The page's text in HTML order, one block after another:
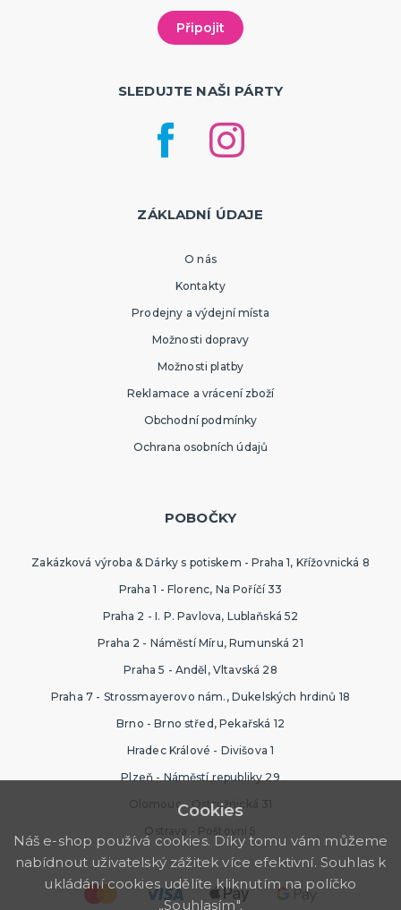
SLEDUJTE NAŠI PÁRTY
ZÁKLADNÍ ÚDAJE
O nás
Kontakty
Prodejny a výdejní místa
Možnosti dopravy
Možnosti platby
Reklamace a vrácení zboží
Obchodní podmínky
Ochrana osobních údajů
POBOČKY
Zakázková výroba & Dárky s potiskem - Praha 1, Křížovnická 8
Praha 1 - Florenc, Na Poříčí 33
Praha 2 - I. P. Pavlova, Lublaňská 52
Praha 2 - Náměstí Míru, Rumunská 21
Praha 5 - Anděl, Vltavská 28
Praha 7 - Strossmayerovo nám., Dukelských hrdinů 18
Brno - Brno střed, Pekařská 12
Hradec Králové - Divišova 1
Plzeň - Náměstí republiky 29
Olomouc - Ostružnická 31
Ostrava - Poštovní 5
Cookies
Náš e-shop používá cookies. Díky tomu vám můžeme
nabídnout uživatelský zážitek více efektivní. Souhlas k
ukládání cookies udělíte kliknutím na políčko
„Souhlasím".